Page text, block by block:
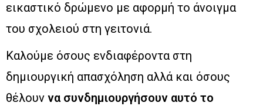
εικαστικό δρώμενο με αφορμή το άνοιγμα
του σχολειού στη γειτονιά.
Καλούμε όσους ενδιαφέροντα στη
δημιουργική απασχόληση αλλά και όσους
θέλουν να συνδημιουργήσουν αυτό το